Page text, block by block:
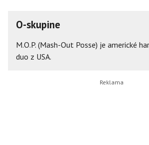
O-skupine
M.O.P. (Mash-Out Posse) je americké
duo z USA.